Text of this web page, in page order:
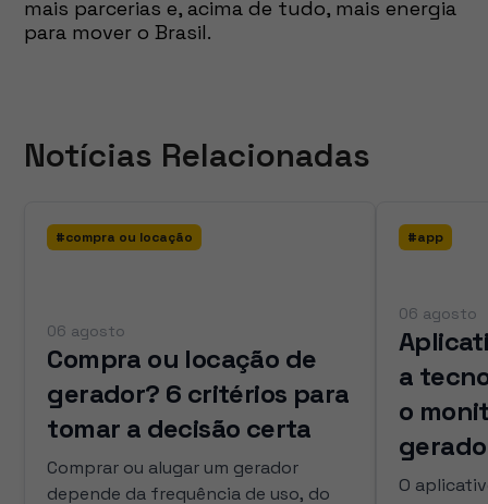
mais parcerias e, acima de tudo, mais energia
para mover o Brasil.
Notícias Relacionadas
#compra ou locação
06 agosto
Compra ou locação de
gerador? 6 critérios para
tomar a decisão certa
Comprar ou alugar um gerador
depende da frequência de uso, do
#app
06 agosto
a
o
O